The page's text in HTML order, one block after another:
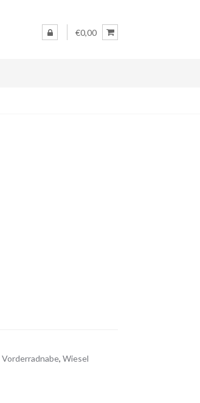
€0,00
Vorderradnabe, Wiesel